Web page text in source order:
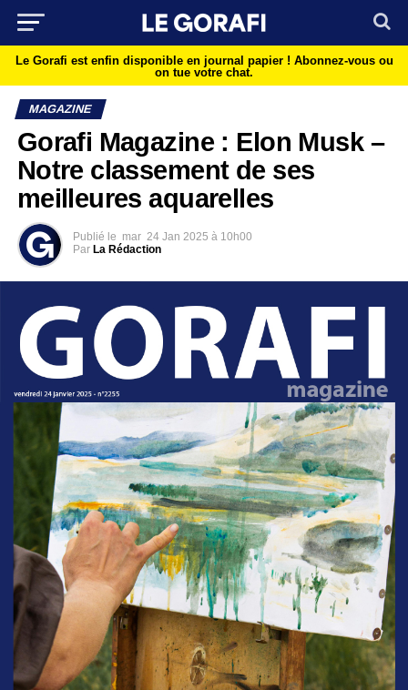
Le Gorafi est enfin disponible en journal papier ! Abonnez-vous ou
on tue votre chat.
MAGAZINE
Gorafi Magazine : Elon Musk –
Notre classement de ses
meilleures aquarelles
Publié le mar 24 Jan 2025 à 10h00
Par La Rédaction